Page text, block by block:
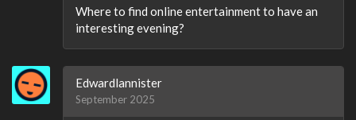
Where to find online entertainment to have an
interesting evening?
Edwardlannister
September 2025